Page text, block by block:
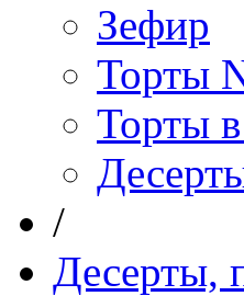
Зефир
Торты
Торты
/
Десерты,